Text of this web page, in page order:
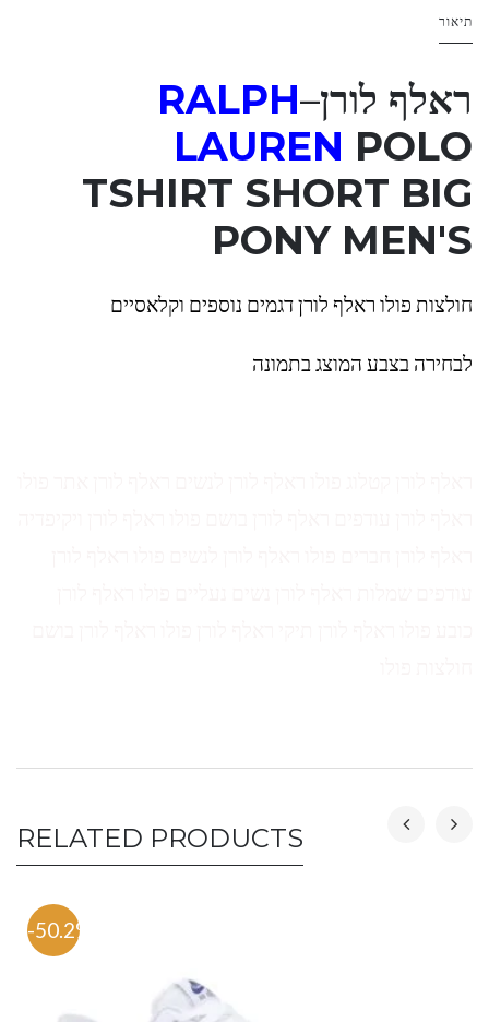
תיאור
ראלף לורן–
RALPH
LAUREN POLO
TSHIRT SHORT BIG
PONY MEN'S
חולצות פולו ראלף לורן דגמים נוספים וקלאסיים
לבחירה בצבע המוצג בתמונה
RELATED PRODUCTS
-50.2%